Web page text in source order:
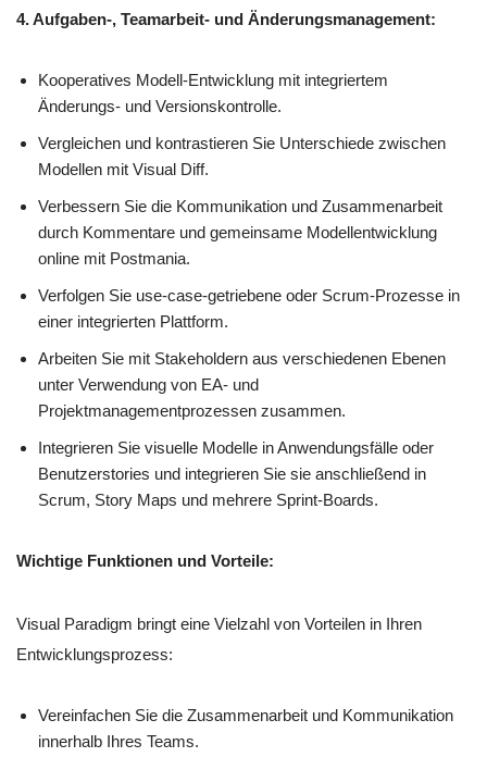
4. Aufgaben-, Teamarbeit- und Änderungsmanagement:
Kooperatives Modell-Entwicklung mit integriertem
Änderungs- und Versionskontrolle.
Vergleichen und kontrastieren Sie Unterschiede zwischen
Modellen mit Visual Diff.
Verbessern Sie die Kommunikation und Zusammenarbeit
durch Kommentare und gemeinsame Modellentwicklung
online mit Postmania.
Verfolgen Sie use-case-getriebene oder Scrum-Prozesse in
einer integrierten Plattform.
Arbeiten Sie mit Stakeholdern aus verschiedenen Ebenen
unter Verwendung von EA- und
Projektmanagementprozessen zusammen.
Integrieren Sie visuelle Modelle in Anwendungsfälle oder
Benutzerstories und integrieren Sie sie anschließend in
Scrum, Story Maps und mehrere Sprint-Boards.
Wichtige Funktionen und Vorteile:
Visual Paradigm bringt eine Vielzahl von Vorteilen in Ihren
Entwicklungsprozess:
Vereinfachen Sie die Zusammenarbeit und Kommunikation
innerhalb Ihres Teams.